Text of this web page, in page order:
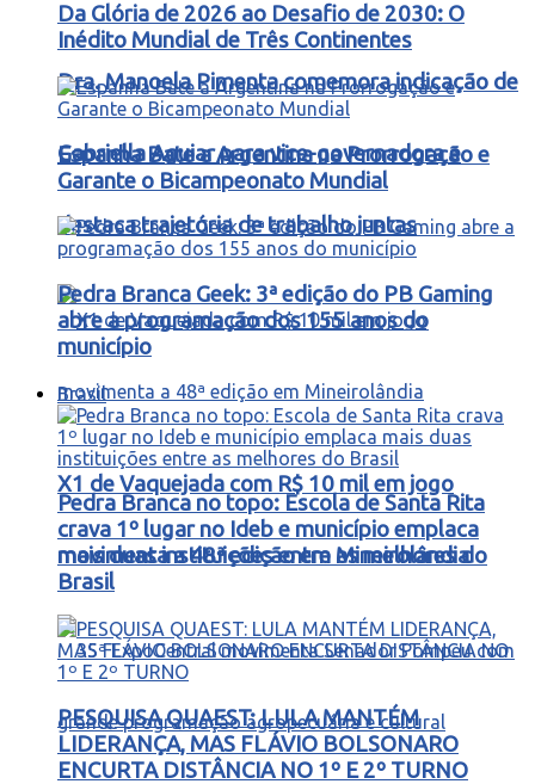
Dra. Manoela Pimenta comemora indicação de
Gabriella Aguiar para vice-governadora e
destaca trajetória de trabalho juntas
X1 de Vaquejada com R$ 10 mil em jogo
movimenta a 48ª edição em Mineirolândia
Da Glória de 2026 ao Desafio de 2030: O
Inédito Mundial de Três Continentes
Espanha Bate a Argentina na Prorrogação e
Garante o Bicampeonato Mundial
Pedra Branca Geek: 3ª edição do PB Gaming
abre a programação dos 155 anos do
município
Brasil
Pedra Branca no topo: Escola de Santa Rita
crava 1º lugar no Ideb e município emplaca
mais duas instituições entre as melhores do
Brasil
PESQUISA QUAEST: LULA MANTÉM
LIDERANÇA, MAS FLÁVIO BOLSONARO
ENCURTA DISTÂNCIA NO 1º E 2º TURNO